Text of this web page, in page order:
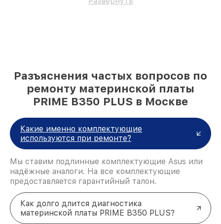
Разъяснения частых вопросов по
ремонту материнской платы
PRIME B350 PLUS в Москве
Какие именно комплектующие
используются при ремонте?
Мы ставим подлинные комплектующие Asus или
надёжные аналоги. На все комплектующие
предоставляется гарантийный талон.
Как долго длится диагностика
материнской платы PRIME B350 PLUS?